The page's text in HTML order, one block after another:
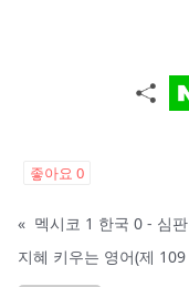
좋아요 0
« 멕시코 1 한국 0 - 심
지혜 키우는 영어(제